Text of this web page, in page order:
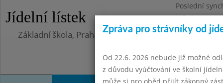
Jídelní lístek
Poslední
Středa
Základní škola, Praha 4, Na Líše 16Zpráva pro strávníky od
Od 22.6. 2026 nebude již možné
z důvodu vyúčtování ve školní